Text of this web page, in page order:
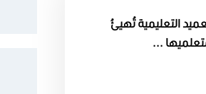
التعليمية تُهيئُ
...